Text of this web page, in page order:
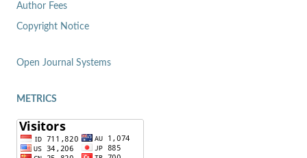
Author Fees
Copyright Notice
Open Journal Systems
METRICS